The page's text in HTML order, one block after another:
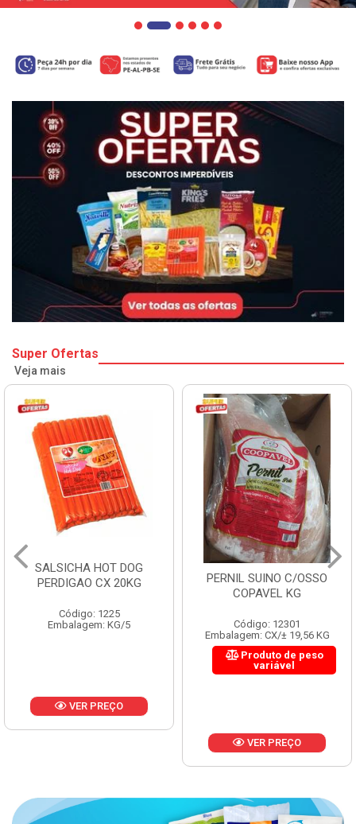
Super Ofertas
Veja mais
SALSICHA HOT DOG
PERDIGAO CX 20KG
Código: 1225
Embalagem: KG/5
VER PREÇO
PERNIL SUINO C/OSSO
COPAVEL KG
Código: 12301
Embalagem: CX/± 19,56 KG
Produto de peso
variável
VER PREÇO